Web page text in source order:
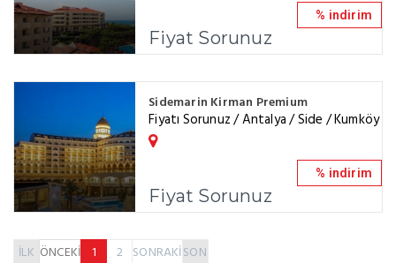
Fiyat Sorunuz
% indirim
Sidemarin Kirman Premium
Fiyatı Sorunuz / Antalya / Side / Kumköy
Fiyat Sorunuz
% indirim
İLK ÖNCEKİ 1 2 SONRAKİSON